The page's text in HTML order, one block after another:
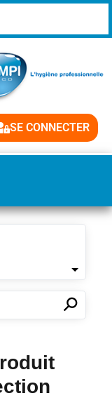
SE CONNECTER
✕⚲